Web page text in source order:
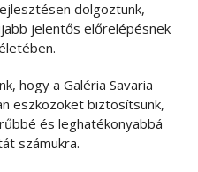
dolgoztunk,
jelentős előrelépésnek
hogy a Galéria Savaria
eszközöket biztosítsunk,
és leghatékonyabbá
számukra.